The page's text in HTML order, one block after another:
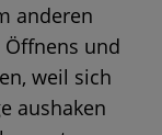
anderen
und
weil sich
aushaken